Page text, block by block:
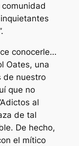
conocerle…
Oates, una
de nuestro
que no
al
de tal
De hecho,
el mítico